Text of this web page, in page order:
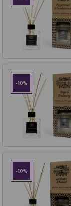
-10%
-10%